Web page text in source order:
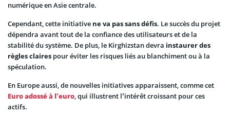
numérique en Asie centrale.
Cependant, cette initiative ne va pas sans défis. Le succès du projet
dépendra avant tout de la confiance des utilisateurs et de la
stabilité du système. De plus, le Kirghizstan devra instaurer des
règles claires pour éviter les risques liés au blanchiment ou à la
spéculation.
En Europe aussi, de nouvelles initiatives apparaissent, comme cet
Euro adossé à l’euro, qui illustrent l’intérêt croissant pour ces
actifs.